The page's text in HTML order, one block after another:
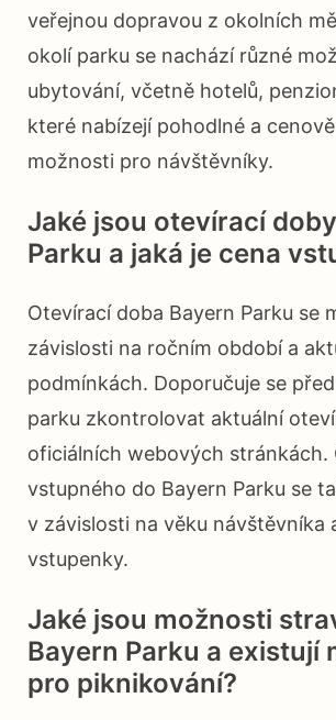
veřejnou dopravou z okolních
okolí parku se nachází různé
ubytování, včetně hotelů,
které nabízejí pohodlné a
možnosti pro návštěvníky.
Jaké jsou otevírací
Parku a jaká je cena
Otevírací doba Bayern Parku se
závislosti na ročním období a
podmínkách. Doporučuje se
parku zkontrolovat aktuální
oficiálních webových stránkách.
vstupného do Bayern Parku se
v závislosti na věku návštěvníka
vstupenky.
Jaké jsou možnosti
Bayern Parku a existují
pro piknikování?